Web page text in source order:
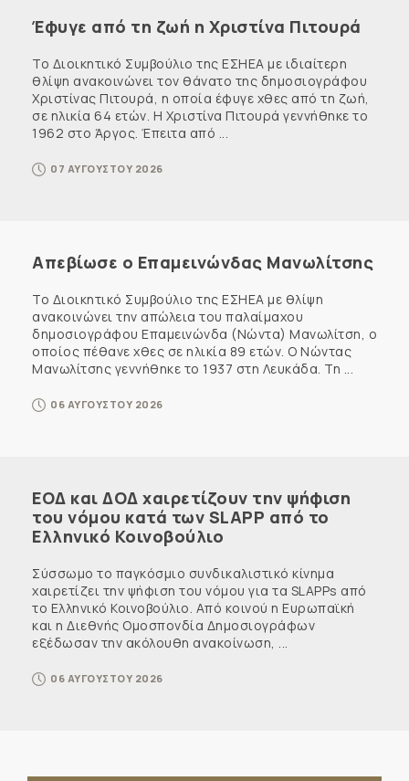
Έφυγε από τη ζωή η Χριστίνα Πιτουρά
Το Διοικητικό Συμβούλιο της ΕΣΗΕΑ με ιδιαίτερη
θλίψη ανακοινώνει τον θάνατο της δημοσιογράφου
Χριστίνας Πιτουρά, η οποία έφυγε χθες από τη ζωή,
σε ηλικία 64 ετών. Η Χριστίνα Πιτουρά γεννήθηκε το
1962 στο Άργος. Έπειτα από ...
07 ΑΥΓΟΥΣΤΟΥ 2026
Απεβίωσε ο Επαμεινώνδας Μανωλίτσης
Το Διοικητικό Συμβούλιο της ΕΣΗΕΑ με θλίψη
ανακοινώνει την απώλεια του παλαίμαχου
δημοσιογράφου Επαμεινώνδα (Νώντα) Μανωλίτση, ο
οποίος πέθανε χθες σε ηλικία 89 ετών. Ο Νώντας
Μανωλίτσης γεννήθηκε το 1937 στη Λευκάδα. Τη ...
06 ΑΥΓΟΥΣΤΟΥ 2026
ΕΟΔ και ΔΟΔ χαιρετίζουν την ψήφιση
του νόμου κατά των SLAPP από το
Ελληνικό Κοινοβούλιο
Σύσσωμο το παγκόσμιο συνδικαλιστικό κίνημα
χαιρετίζει την ψήφιση του νόμου για τα SLAPPs από
το Ελληνικό Κοινοβούλιο. Από κοινού η Ευρωπαϊκή
και η Διεθνής Ομοσπονδία Δημοσιογράφων
εξέδωσαν την ακόλουθη ανακοίνωση, ...
06 ΑΥΓΟΥΣΤΟΥ 2026